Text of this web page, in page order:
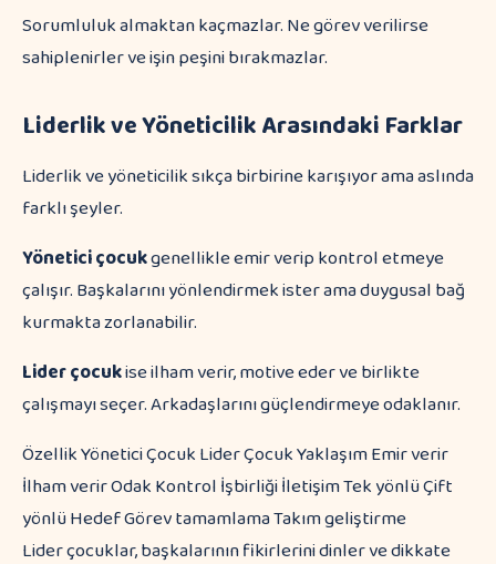
Sorumluluk almaktan kaçmazlar. Ne görev verilirse
sahiplenirler ve işin peşini bırakmazlar.
Liderlik ve Yöneticilik Arasındaki Farklar
Liderlik ve yöneticilik sıkça birbirine karışıyor ama aslında
farklı şeyler.
Yönetici çocukgenellikle emir verip kontrol etmeye
çalışır. Başkalarını yönlendirmek ister ama duygusal bağ
kurmakta zorlanabilir.
Lider çocukise ilham verir, motive eder ve birlikte
çalışmayı seçer. Arkadaşlarını güçlendirmeye odaklanır.
Özellik Yönetici Çocuk Lider Çocuk Yaklaşım Emir verir
İlham verir Odak Kontrol İşbirliği İletişim Tek yönlü Çift
yönlü Hedef Görev tamamlama Takım geliştirme
Lider çocuklar, başkalarının fikirlerini dinler ve dikkate